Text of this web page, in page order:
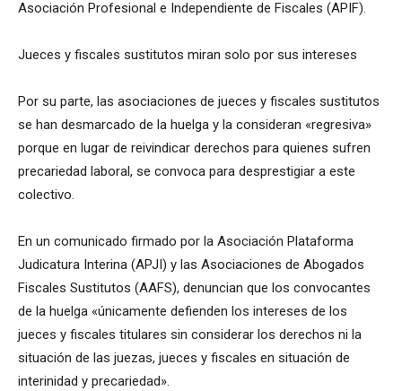
Asociación Profesional e Independiente de Fiscales (APIF).
Jueces y fiscales sustitutos miran solo por sus intereses
Por su parte, las asociaciones de jueces y fiscales sustitutos
se han desmarcado de la huelga y la consideran «regresiva»
porque en lugar de reivindicar derechos para quienes sufren
precariedad laboral, se convoca para desprestigiar a este
colectivo.
En un comunicado firmado por la Asociación Plataforma
Judicatura Interina (APJI) y las Asociaciones de Abogados
Fiscales Sustitutos (AAFS), denuncian que los convocantes
de la huelga «únicamente defienden los intereses de los
jueces y fiscales titulares sin considerar los derechos ni la
situación de las juezas, jueces y fiscales en situación de
interinidad y precariedad».